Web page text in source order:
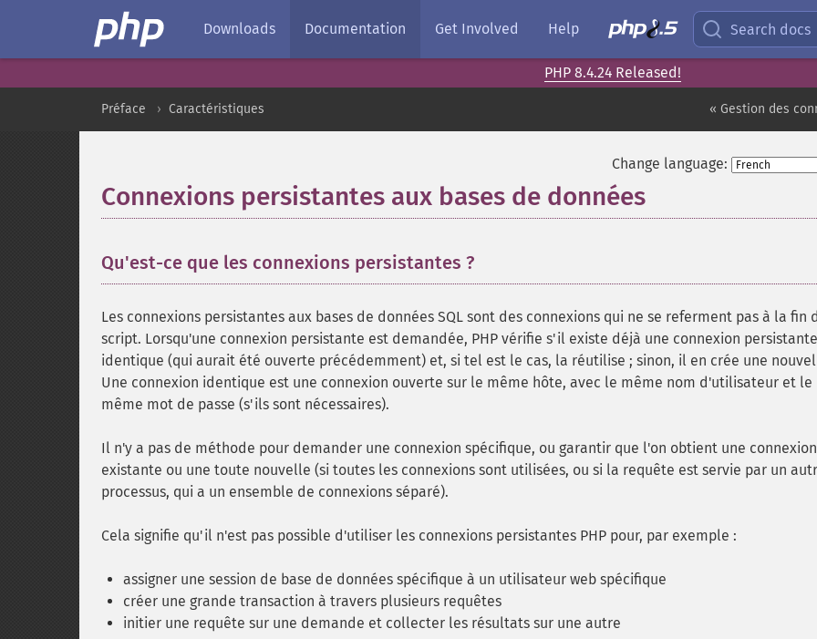
Downloads Documentation Get Involved Help Search docs
PHP 8.4.24 Released!
« Gestion des
Préface Caractéristiques
Change language:
Connexions persistantes aux bases de données
Qu'est-ce que les connexions persistantes ?
Les connexions persistantes aux bases de données SQL sont des connexions qui ne se referment pas à la fin
script. Lorsqu'une connexion persistante est demandée, PHP vérifie s'il existe déjà une connexion persistante
identique (qui aurait été ouverte précédemment) et, si tel est le cas, la réutilise ; sinon, il en crée une
Une connexion identique est une connexion ouverte sur le même hôte, avec le même nom d'utilisateur et le
même mot de passe (s'ils sont nécessaires).
Il n'y a pas de méthode pour demander une connexion spécifique, ou garantir que l'on obtient une connexion
existante ou une toute nouvelle (si toutes les connexions sont utilisées, ou si la requête est servie par un
processus, qui a un ensemble de connexions séparé).
Cela signifie qu'il n'est pas possible d'utiliser les connexions persistantes PHP pour, par exemple :
assigner une session de base de données spécifique à un utilisateur web spécifique
créer une grande transaction à travers plusieurs requêtes
initier une requête sur une demande et collecter les résultats sur une autre